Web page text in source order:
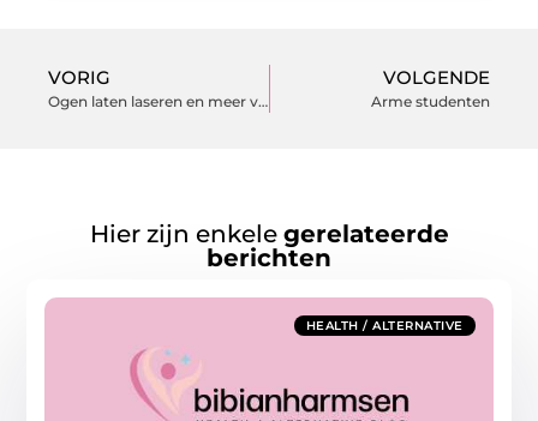
VORIG
Ogen laten laseren en meer vernieuwende technieken
VOLGENDE
Arme studenten
Hier zijn enkele gerelateerde
berichten
HEALTH / ALTERNATIVE